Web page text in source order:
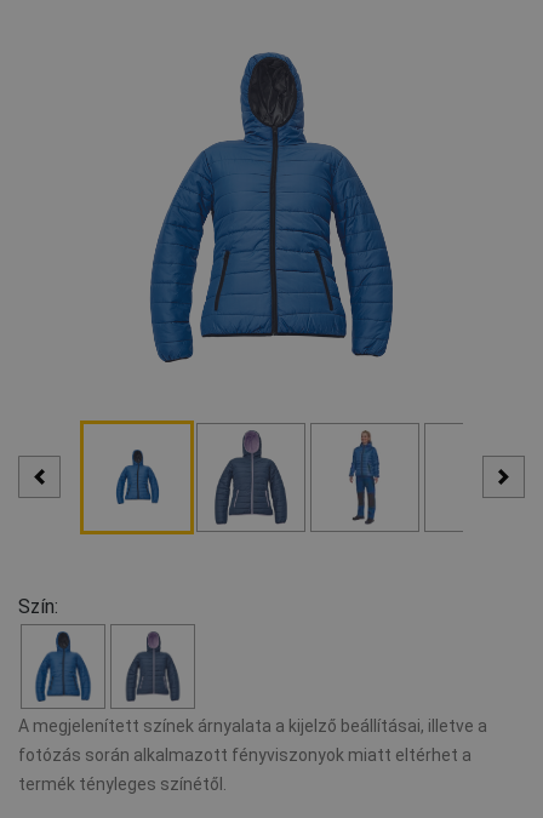
Szín:
A megjelenített színek árnyalata a kijelző beállításai, illetve a
fotózás során alkalmazott fényviszonyok miatt eltérhet a
termék tényleges színétől.